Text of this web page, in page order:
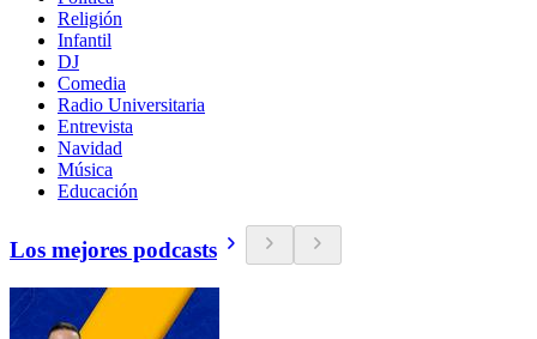
Religión
Infantil
DJ
Comedia
Radio Universitaria
Entrevista
Navidad
Música
Educación
Los mejores podcasts